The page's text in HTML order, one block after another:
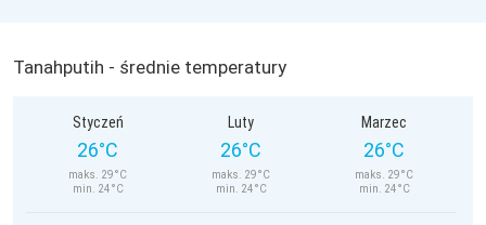
Tanahputih - średnie temperatury
Styczeń
26°C
maks. 29°C
min. 24°C
Luty
26°C
maks. 29°C
min. 24°C
Marzec
26°C
maks. 29°C
min. 24°C